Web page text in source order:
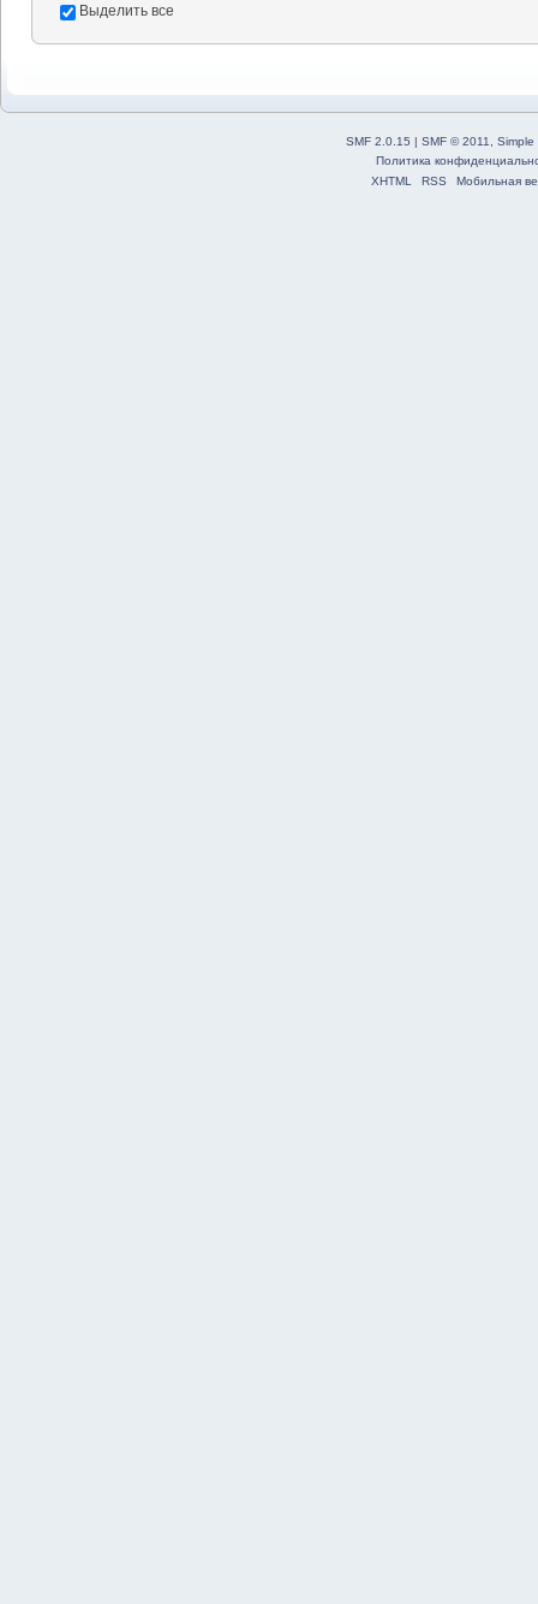
Выделить все
SMF 2.0.15 | SMF © 2011
Simple
Политика
XHTML
RSS Мобильная